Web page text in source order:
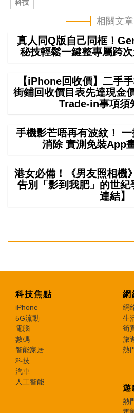
科技
相關文章
真人同Q版自己同框！
秘技輕鬆一鍵整專屬跨
【iPhone回收價】二手
街鋪回收價目表先達現金
Trade-in事項須
手機影芒唔再有波紋！
消除 實測免裝App
港女必備！《男友照相機
告別「影到我肥」的世紀
連結】
科技焦點
iPhone
5G流動
電腦
數碼
智能家居
科技
汽車
人工智能
網
網
生
筍
旅
熱
遊
熱